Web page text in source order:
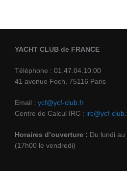
YACHT CLUB de FRANCE
Téléphone : 01.47.04.10.00
41 avenue Foch, 75116 Paris
Email : ycf@ycf-club.fr
Centre de Calcul IRC : irc@ycf-
Horaires d’ouverture : Du lundi
(17h00 le vendredi)